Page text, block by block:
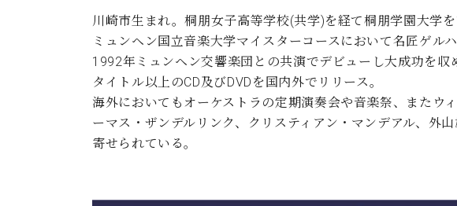
川崎市生まれ。桐朋女子高等学校(共学)を経て桐朋学園大学
ミュンヘン国立音楽大学マイスターコースにおいて名匠ゲル
1992年ミュンヘン交響楽団との共演でデビューし大成功を
タイトル以上のCD及びDVDを国内外でリリース。
海外においてもオーケストラの定期演奏会や音楽祭、またウ
ーマス・ザンデルリンク、クリスティアン・マンデアル、外
寄せられている。